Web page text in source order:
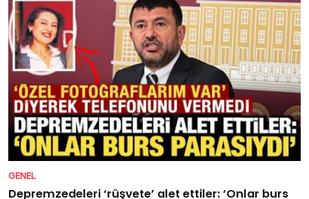
GENEL
Depremzedeleri ‘rüşvete’ alet ettiler: ‘Onlar burs